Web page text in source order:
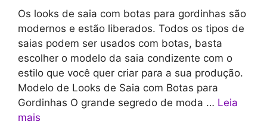
Os looks de saia com botas para gordinhas são
modernos e estão liberados. Todos os tipos de
saias podem ser usados com botas, basta
escolher o modelo da saia condizente com o
estilo que você quer criar para a sua produção.
Modelo de Looks de Saia com Botas para
Gordinhas O grande segredo de moda … Leia
mais